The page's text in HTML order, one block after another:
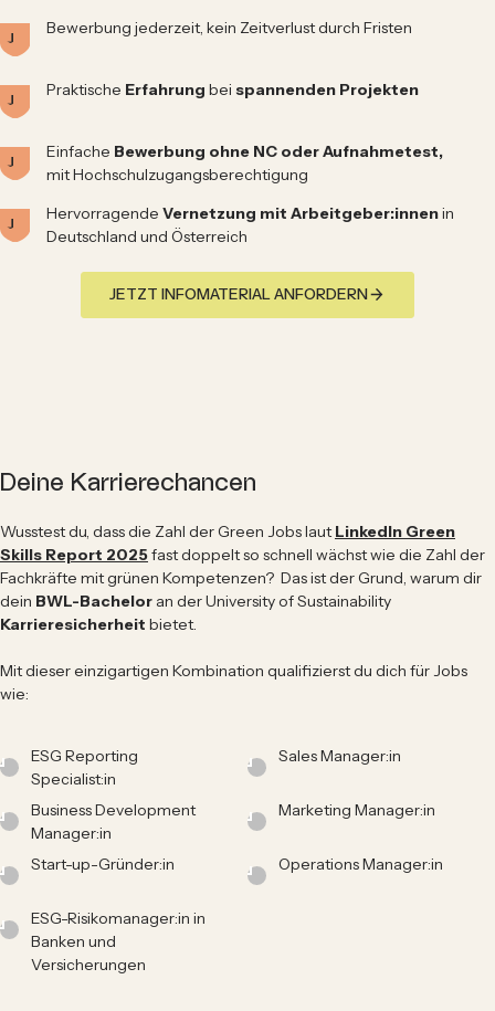
Bewerbung jederzeit, kein Zeitverlust durch Fristen
Praktische Erfahrung bei spannenden Projekten
Einfache Bewerbung ohne NC oder Aufnahmetest,
mit Hochschulzugangsberechtigung
Hervorragende Vernetzung mit Arbeitgeber:innenin
Deutschland und Österreich
JETZT INFOMATERIAL ANFORDERN
Deine Karrierechancen
Wusstest du, dass die Zahl der Green Jobs laut LinkedIn Green
Skills Report 2025fast doppelt so schnell wächst wie die Zahl der
Fachkräfte mit grünen Kompetenzen? Das ist der Grund, warum dir
dein BWL-Bachelor an der University of Sustainability
Karrieresicherheit bietet.
Mit dieser einzigartigen Kombination qualifizierst du dich für Jobs
wie:
ESG Reporting
Specialist:in
Business Development
Manager:in
Start-up-Gründer:in
ESG-Risikomanager:in in
Banken und
Versicherungen
Sales Manager:in
Marketing Manager:in
Operations Manager:in